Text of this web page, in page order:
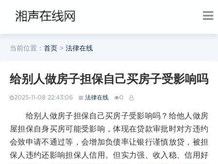
当前位置： 首页 > 法律在线
给别人做房子担保自己买房子受影响吗
2025-11-08 22:43:06 法律在线 0
给别人做房子担保自己买房子受影响吗？给他人做房
屋担保自身买房可能受影响，体现在贷款审批时对方违约
会致申请不通过等，会增加负债率让银行谨慎放贷，被担
保人违约还影响担保人信用。但实力强、收入稳、信用好